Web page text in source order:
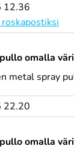
12.36
omalla
metal spray
22.20
omalla